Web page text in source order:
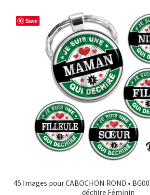
Save
45 Images pour CABOCHON ROND •
déchire Féminin